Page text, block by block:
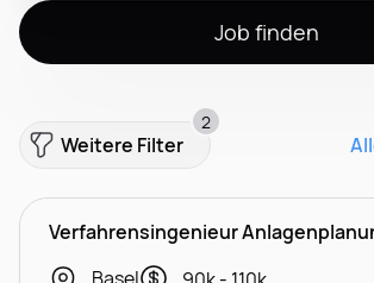
Job finden
Weitere Filter
2
Verfahrensingenieur